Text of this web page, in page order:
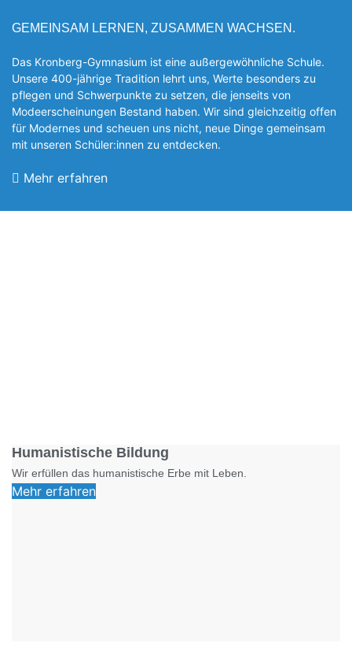
GEMEINSAM LERNEN, ZUSAMMEN WACHSEN.
Das Kronberg-Gymnasium ist eine außergewöhnliche Schule.
Unsere 400-jährige Tradition lehrt uns, Werte besonders zu
pflegen und Schwerpunkte zu setzen, die jen­seits von
Modeerscheinungen Be­stand haben. Wir sind gleichzeitig offen
für Modernes und scheuen uns nicht, neue Dinge gemeinsam
mit unseren Schüler:innen zu entde­cken.
Mehr erfahren
Humanistische Bildung
Wir erfüllen das humanistische Erbe mit Leben.
Mehr erfahren